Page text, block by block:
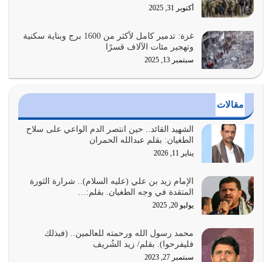
أراد الله لهذه الأمة ان تكون خير امة أخرجت للناس بالنهوض
بالأمر بالمعروف والنهي عن…
يوليو 25, 2026
الدين الذي شرعه الله لا يجوز أن يخضع لآرائنا وأهوائنا
أي أمة تتفرق في الدين وتتفرق في كيانها معناه أنها أصبحت
أمة عاجزة عن النهوض…
يوليو 23, 2026
بحبل الله جميعاً وليس كل…
يوليو 22, 2026
يشاء ويذل من يشاء
يوليو 21, 2026
أكتوبر 31, 2025
غزة: تدمير كامل لأكثر من 1600 برج وبناية سكنية
وتهجير مئات الآلاف قسرًا
سبتمبر 13, 2025
مقالات
الشهيد القائد.. حين انتصر الدم الواعي على سلاح
الطغيان: بقلم عبدالله الحمران
يناير 11, 2026
الإمام زيد بن علي (عليه السلام).. شرارة الثورة
المتقدة في وجه الطغيان. بقلم:…
يوليو 20, 2025
محمد رسول الله ورحمته للعالمين.. (فبذلك
فليفرحوا). بقلم/ زيد الشُريف
سبتمبر 27, 2023